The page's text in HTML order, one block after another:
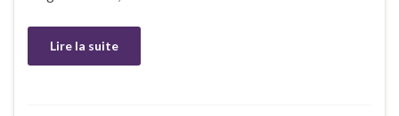
Lire la suite